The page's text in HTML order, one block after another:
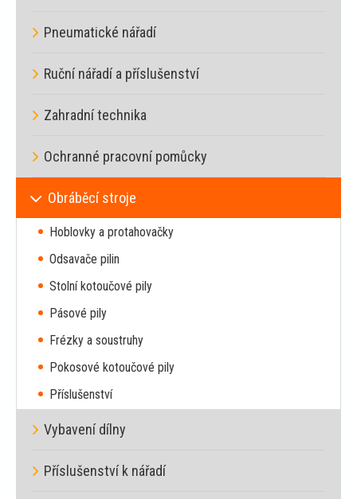
Pneumatické nářadí
Ruční nářadí a příslušenství
Zahradní technika
Ochranné pracovní pomůcky
Obráběcí stroje
Hoblovky a protahovačky
Odsavače pilin
Stolní kotoučové pily
Pásové pily
Frézky a soustruhy
Pokosové kotoučové pily
Příslušenství
Vybavení dílny
Příslušenství k nářadí